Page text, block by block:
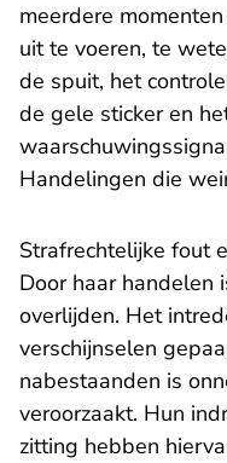
meerdere
uit te voeren, te
de spuit, het
de gele sticker en
Handelingen die
Strafrechtelijke fout
Door haar handelen
overlijden. Het
verschijnselen
nabestaanden is
veroorzaakt. Hun
zitting hebben